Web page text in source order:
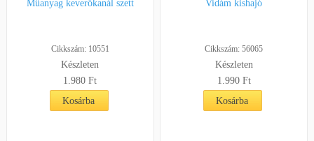
Műanyag keverőkanál szett
Cikkszám: 10551
Készleten
1.980Ft
Kosárba
Vidám kishajó
Cikkszám: 56065
Készleten
1.990 Ft
Kosárba